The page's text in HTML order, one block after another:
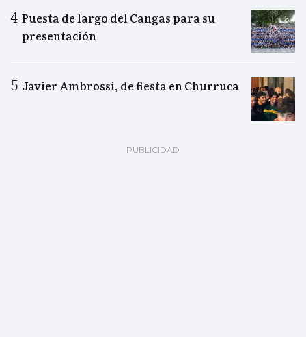
Puesta de largo del Cangas para su
presentación
Javier Ambrossi, de fiesta en Churruca